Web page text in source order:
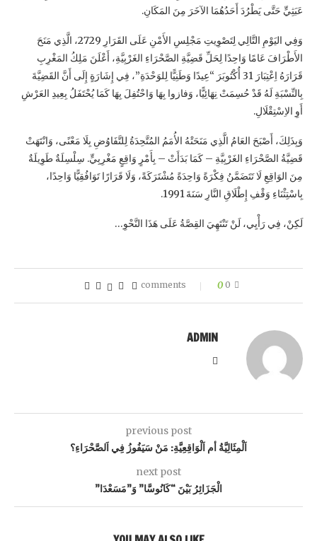
عَبَثِيٍّ حَتَّى يَطْرُدَ أَحَدُهُمَا الآخَرَ مِنَ المَكَانِ.
وَفِي اليَوْمِ التَّالِي لِتَصْوِيتِ مَجْلِسِ الأَمْنِ عَلَى القَرَارِ 2729، الَّذِي مَنَحَ
الأَطْرَافَ عَامًا وَاحِدًا لِحَلِّ قَضِيَّةِ الصَّحْرَاءِ الغَرْبِيَّةِ، أَعْلَنَ مَلِكُ المَغْرِبِ
قَرَارَهُ اِعْتِبَارَ 31 أُكْتُوبَرَ “عِيدًا وَطَنِيًّا لِلوَحْدَةِ”، فِي إِشَارَةٍ إِلَى أَنَّ القَضِيَّةَ
بِالنِّسْبَةِ لَهُ قَدْ حُسِمَتْ نِهَائِيًّا، وَفازوا بِهَا وَاحْتُفِلَ بِهَا كَمَا يُحْتَفَلُ بِعِيدِ العَرْشِ
أَوِ الاِسْتِقْلَالِ.
وَبِذَلِكَ، أَصْبَحَ العَامُ الَّذِي مَنَحَتْهُ الأُمَمُ المُتَّحِدَةُ لِلتَّفَاوُضِ بِلَا مَعْنًى، وَانْتَهَتْ
قَضِيَّةُ الصَّحْرَاءِ الغَرْبِيَّةِ – كَمَا بَدَأَتْ – بِأَمْرٍ وَاقِعٍ مَغْرِبِيٍّ. سِلْسِلَةٌ طَوِيلَةٌ
مِنَ الوَاقِعِ لَا تَتَضَمَّنُ فِكْرَةً وَاحِدَةً مُشْتَرَكَةً، وَلَا قَرَارًا تَوَافُقِيًّا وَاحِدًا،
بِاسْتِثْنَاءِ وَقْفِ إِطْلَاقِ النَّارِ سَنَةَ 1991.
لَكِنْ، فِي رَأْيِي، لَنْ تَنْتَهِيَ القِصَّةُ عَلَى هَذَا النَّحْوِ…
0 comments
0
ADMIN
previous post
اَلْمِثَالِيَّةُ أم اَلْوَاقِعِيَّةِ: مَنْ سَيَفُوزُ فِي اَلصَّحْرَاءِ؟
next post
الْجَزَائِرُ بَيْنَ “كَانُوسَّا” وَ”مَسَعْدَا”